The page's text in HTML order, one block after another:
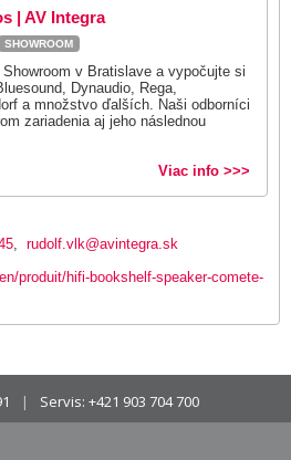
| AV Integra
SHOWROOM
v Bratislave a vypočujte si
Dynaudio, Rega,
a množstvo ďalších. Naši odborníci
zariadenia aj jeho následnou
Viac info >>>
, rudolf.vlk@avintegra.sk
produit/hifi-bookshelf-speaker-comete-
Servis: +421 903 704 700